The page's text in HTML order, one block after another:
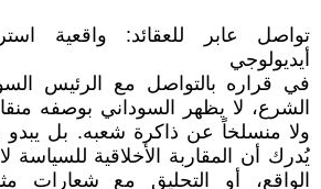
تواصل عابر للعقائد: واقعية
أيديولوجي
في قراره بالتواصل مع الرئيس
الشرع، لا يظهر السوداني بوصفه
ولا منسلخاً عن ذاكرة شعبه. بل
يُدرك أن المقاربة الأخلاقية للسياسة
الواقع، أو التحليق مع شعارات